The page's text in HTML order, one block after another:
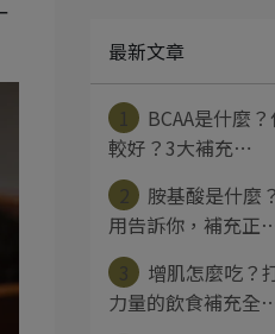
最新文章
BCAA是什麼
較好？3大補充⋯
胺基酸是什麼
用告訴你，補充正
增肌怎麼吃？
力量的飲食補充全